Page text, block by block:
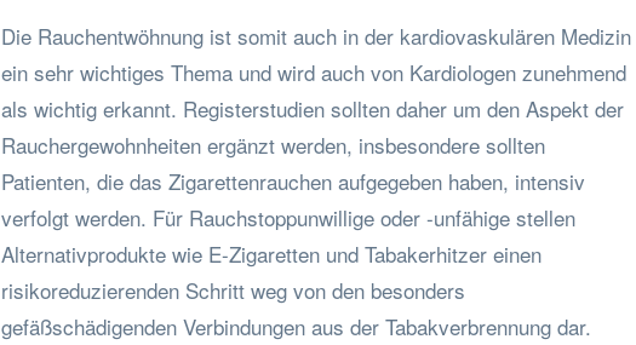
Die Rauchentwöhnung ist somit auch in der kardiovaskulären Medizin
ein sehr wichtiges Thema und wird auch von Kardiologen zunehmend
als wichtig erkannt. Registerstudien sollten daher um den Aspekt der
Rauchergewohnheiten ergänzt werden, insbesondere sollten
Patienten, die das Zigarettenrauchen aufgegeben haben, intensiv
verfolgt werden. Für Rauchstoppunwillige oder -unfähige stellen
Alternativprodukte wie E-Zigaretten und Tabakerhitzer einen
risikoreduzierenden Schritt weg von den besonders
gefäßschädigenden Verbindungen aus der Tabakverbrennung dar.